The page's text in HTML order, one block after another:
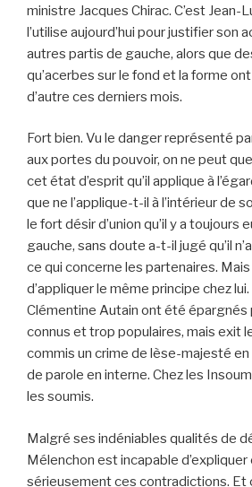
ministre Jacques Chirac. C’est Jean-
l’utilise aujourd’hui pour justifier son
autres partis de gauche, alors que
qu’acerbes sur le fond et la forme
d’autre ces derniers mois.
Fort bien. Vu le danger représenté
aux portes du pouvoir, on ne peut
cet état d’esprit qu’il applique à
que ne l’applique-t-il à l’intérieur de
le fort désir d’union qu’il y a toujours
gauche, sans doute a-t-il jugé qu’il
ce qui concerne les partenaires.
d’appliquer le même principe chez
Clémentine Autain ont été épargnés
connus et trop populaires, mais exit
commis un crime de lèse-majesté
de parole en interne. Chez les
les soumis.
Malgré ses indéniables qualités de
Mélenchon est incapable
sérieusement ces contradictions. Et